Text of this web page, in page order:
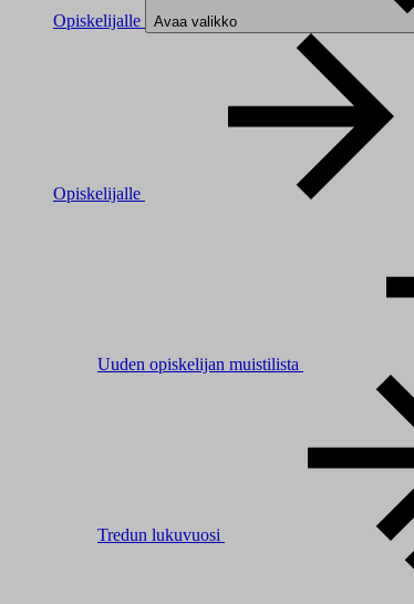
Opiskelijalle Avaa valikko
Opiskelijalle
Uuden opiskelijan muistilista
Tredun lukuvuosi